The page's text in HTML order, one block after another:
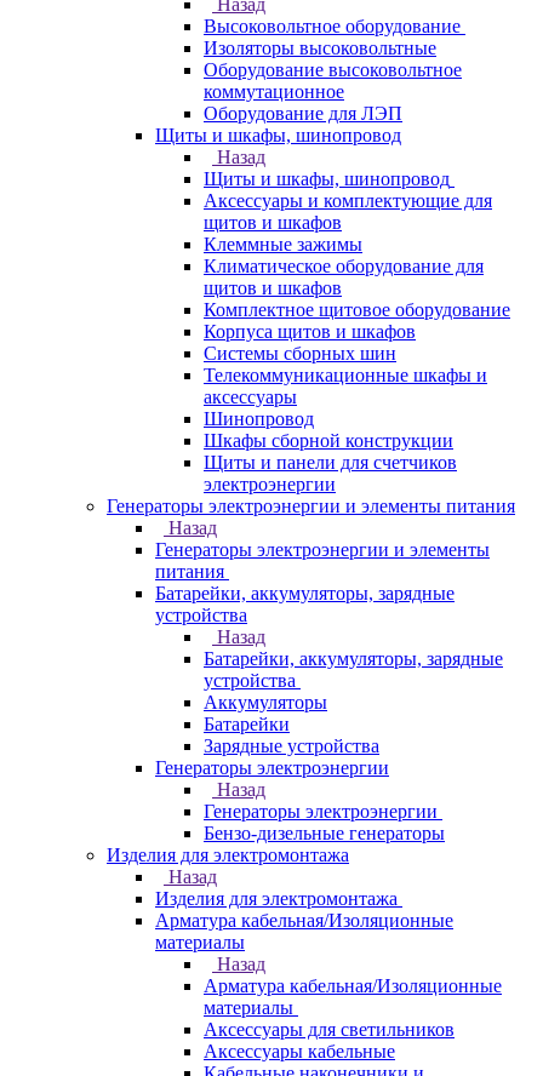
Назад
Высоковольтное оборудование
Изоляторы высоковольтные
Оборудование высоковольтное
коммутационное
Оборудование для ЛЭП
Щиты и шкафы, шинопровод
Назад
Щиты и шкафы, шинопровод
Аксессуары и комплектующие для
щитов и шкафов
Клеммные зажимы
Климатическое оборудование для
щитов и шкафов
Комплектное щитовое оборудование
Корпуса щитов и шкафов
Системы сборных шин
Телекоммуникационные шкафы и
аксессуары
Шинопровод
Шкафы сборной конструкции
Щиты и панели для счетчиков
электроэнергии
Генераторы электроэнергии и элементы питания
Назад
Генераторы электроэнергии и элементы
питания
Батарейки, аккумуляторы, зарядные
устройства
Назад
Батарейки, аккумуляторы, зарядные
устройства
Аккумуляторы
Батарейки
Зарядные устройства
Генераторы электроэнергии
Назад
Генераторы электроэнергии
Бензо-дизельные генераторы
Изделия для электромонтажа
Назад
Изделия для электромонтажа
Арматура кабельная/Изоляционные
материалы
Назад
Арматура кабельная/Изоляционные
материалы
Аксессуары для светильников
Аксессуары кабельные